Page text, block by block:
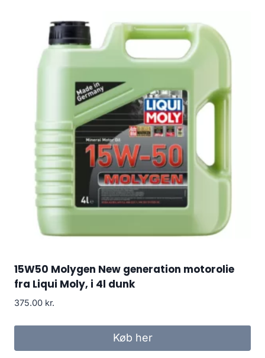
15W50 Molygen New generation motorolie
fra Liqui Moly, i 4l dunk
375.00 kr.
Køb her